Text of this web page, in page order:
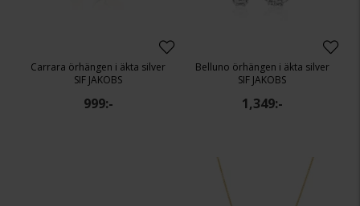
Carrara örhängen i äkta silver
SIF JAKOBS
999:-
Belluno örhängen i äkta silver
SIF JAKOBS
1,349:-